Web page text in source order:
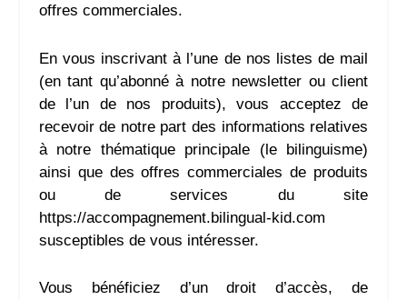
offres commerciales.
En vous inscrivant à l’une de nos listes de mail
(en tant qu’abonné à notre newsletter ou client
de l’un de nos produits), vous acceptez de
recevoir de notre part des informations relatives
à notre thématique principale (le bilinguisme)
ainsi que des offres commerciales de produits
ou de services du site
https://accompagnement.bilingual-kid.com
susceptibles de vous intéresser.
Vous bénéficiez d’un droit d’accès, de